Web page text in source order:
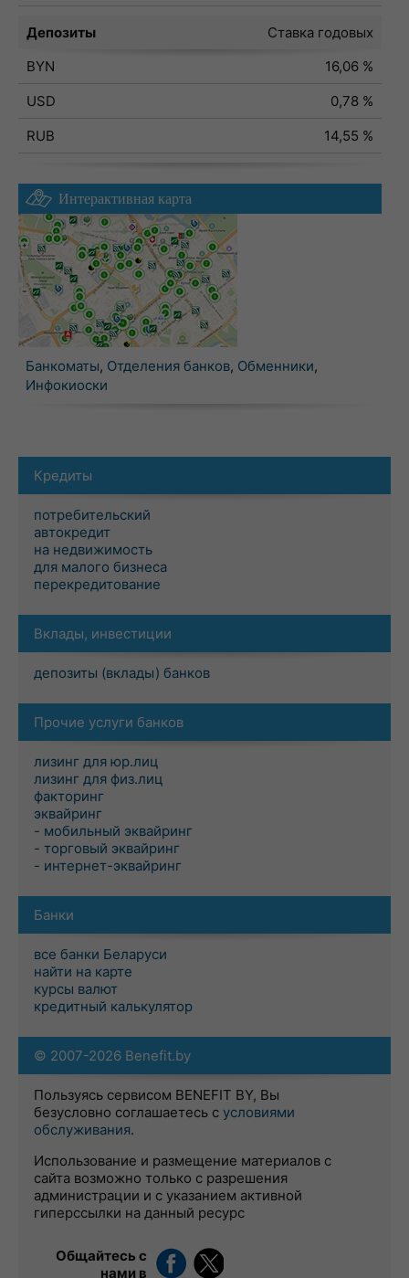
Депозиты
Ставка годовых
BYN
16,06 %
USD
0,78 %
RUB
14,55 %
Интерактивная карта
Банкоматы, Отделения банков, Обменники,
Инфокиоски
Кредиты
потребительский
автокредит
на недвижимость
для малого бизнеса
перекредитование
Вклады, инвестиции
депозиты (вклады) банков
Прочие услуги банков
лизинг для юр.лиц
лизинг для физ.лиц
факторинг
эквайринг
- мобильный эквайринг
- торговый эквайринг
- интернет-эквайринг
Банки
все банки Беларуси
найти на карте
курсы валют
кредитный калькулятор
© 2007-2026 Benefit.by
Пользуясь сервисом BENEFIT BY, Вы
безусловно соглашаетесь с условиями
обслуживания.
Использование и размещение материалов с
сайта возможно только с разрешения
администрации и с указанием активной
гиперссылки на данный ресурс
Общайтесь с
нами в